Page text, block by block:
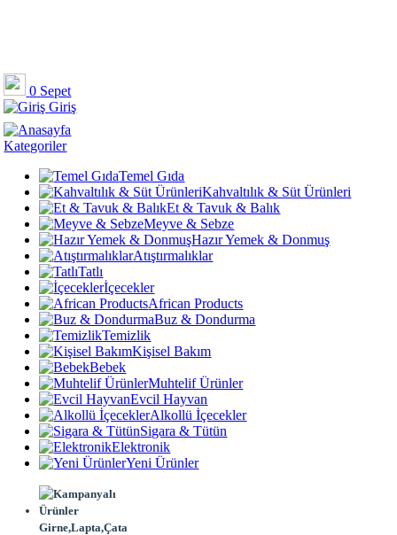
0 Sepet
Giriş
Kategoriler
Temel Gıda
Kahvaltılık & Süt Ürünleri
Et & Tavuk & Balık
Meyve & Sebze
Hazır Yemek & Donmuş
Atıştırmalıklar
Tatlı
İçecekler
African Products
Buz & Dondurma
Temizlik
Kişisel Bakım
Bebek
Muhtelif Ürünler
Evcil Hayvan
Alkollü İçecekler
Sigara & Tütün
Elektronik
Yeni Ürünler
Girne,Lapta,Çata